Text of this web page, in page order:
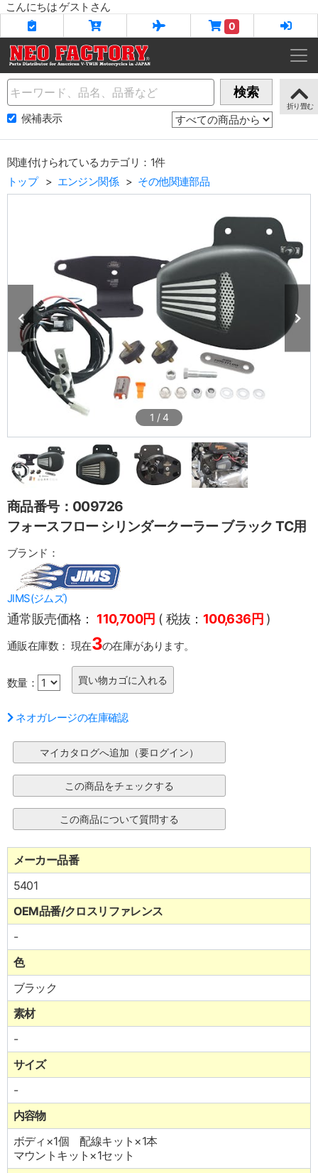
こんにちは ゲストさん
0
Name 検索
候補表示
関連付けられているカテゴリ：1件
トップ
エンジン関係 その他関連部品
1 / 4
商品番号：009726
フォースフロー シリンダークーラー ブラック TC用
ブランド：
JIMS(ジムズ)
通常販売価格： 110,700円 ( 税抜： 100,636円 )
通販在庫数： 現在3の在庫があります。
数量：
ネオガレージの在庫確認
メーカー品番
5401
OEM品番/クロスリファレンス
-
色
ブラック
素材
-
サイズ
-
内容物
ボディ×1個 配線キット×1本
マウントキット×1セット